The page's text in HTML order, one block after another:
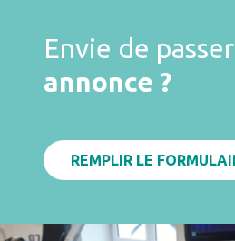
Envie de passer
annonce ?
REMPLIR LE